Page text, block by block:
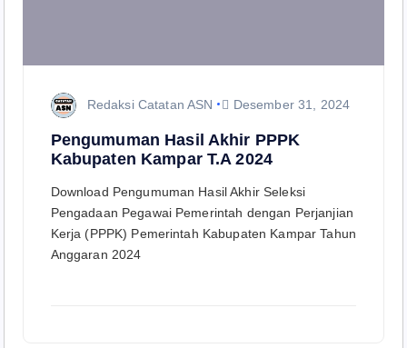
Redaksi Catatan ASN Desember 31, 2024
Pengumuman Hasil Akhir PPPK
Kabupaten Kampar T.A 2024
Download Pengumuman Hasil Akhir Seleksi
Pengadaan Pegawai Pemerintah dengan Perjanjian
Kerja (PPPK) Pemerintah Kabupaten Kampar Tahun
Anggaran 2024